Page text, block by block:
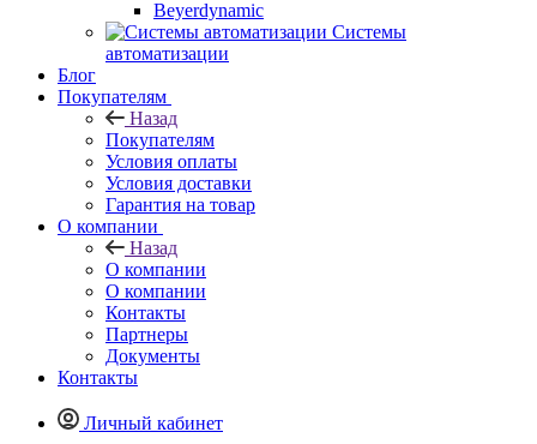
Beyerdynamic
Системы
автоматизации
Блог
Покупателям
Назад
Покупателям
Условия оплаты
Условия доставки
Гарантия на товар
О компании
Назад
О компании
О компании
Контакты
Партнеры
Документы
Контакты
Личный кабинет